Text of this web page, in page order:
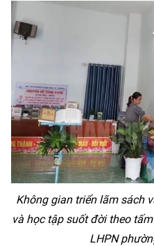
Không gian triển lãm sách
và học tập suốt đời theo
LHPN